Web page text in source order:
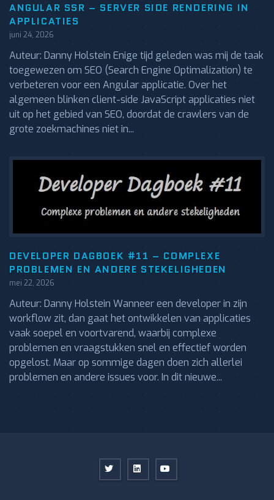
ANGULAR SSR – SERVER SIDE RENDERING IN
APPLICATIES
juni 24, 2026
Auteur: Danny Holstein Enige tijd geleden was mij de taak
toegewezen om SEO (Search Engine Optimalization) te
verbeteren voor een Angular applicatie. Over het
algemeen blinken client-side JavaScript applicaties niet
uit op het gebied van SEO, doordat de crawlers van de
grote zoekmachines niet in...
DEVELOPER DAGBOEK #11 – COMPLEXE
PROBLEMEN EN ANDERE STEKELIGHEDEN
mei 22, 2026
Auteur: Danny Holstein Wanneer een developer in zijn
workflow zit, dan gaat het ontwikkelen van applicaties
vaak soepel en voortvarend, waarbij complexe
problemen en vraagstukken snel en effectief worden
opgelost. Maar op sommige dagen doen zich allerlei
problemen en andere issues voor. In dit nieuwe...